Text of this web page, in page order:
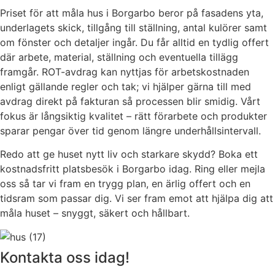
Priset för att måla hus i Borgarbo beror på fasadens yta,
underlagets skick, tillgång till ställning, antal kulörer samt
om fönster och detaljer ingår. Du får alltid en tydlig offert
där arbete, material, ställning och eventuella tillägg
framgår. ROT-avdrag kan nyttjas för arbetskostnaden
enligt gällande regler och tak; vi hjälper gärna till med
avdrag direkt på fakturan så processen blir smidig. Vårt
fokus är långsiktig kvalitet – rätt förarbete och produkter
sparar pengar över tid genom längre underhållsintervall.
Redo att ge huset nytt liv och starkare skydd? Boka ett
kostnadsfritt platsbesök i Borgarbo idag. Ring eller mejla
oss så tar vi fram en trygg plan, en ärlig offert och en
tidsram som passar dig. Vi ser fram emot att hjälpa dig att
måla huset – snyggt, säkert och hållbart.
Kontakta oss idag!